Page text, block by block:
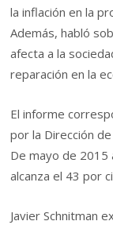
la inflación en la
Además, habló
afecta a la
reparación en la
El informe
por la Dirección
De mayo de 2015
alcanza el 43 por
Javier Schnitman